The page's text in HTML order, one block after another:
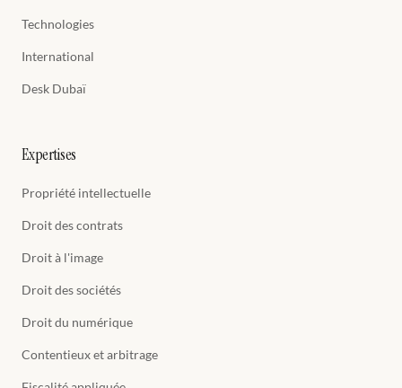
Technologies
International
Desk Dubaï
Expertises
Propriété intellectuelle
Droit des contrats
Droit à l'image
Droit des sociétés
Droit du numérique
Contentieux et arbitrage